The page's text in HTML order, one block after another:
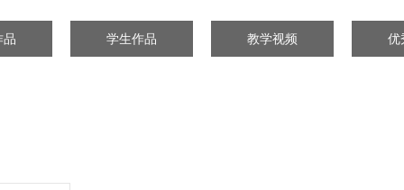
品 学生作品 教学视频 优